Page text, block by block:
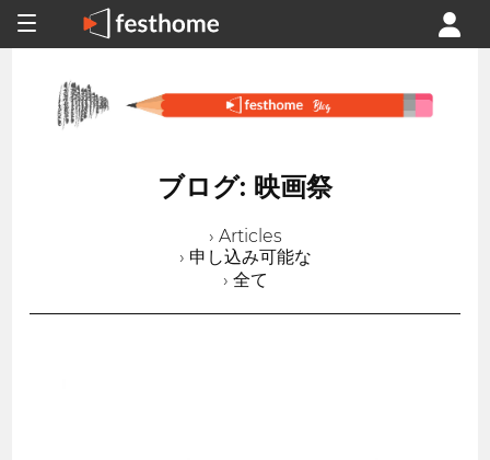
ブログ: 映画祭
› Articles
› 申し込み可能な
› 全て